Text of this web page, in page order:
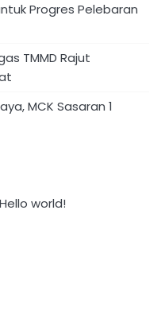
Progres Pelebaran
TMMD Rajut
MCK Sasaran 1
Hello world!